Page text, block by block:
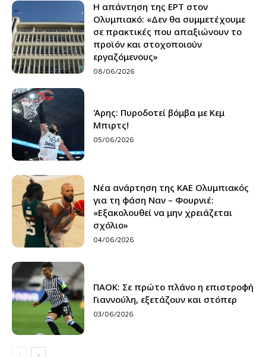
Η απάντηση της ΕΡΤ στον
Ολυμπιακό: «Δεν θα συμμετέχουμε
σε πρακτικές που απαξιώνουν το
προϊόν και στοχοποιούν
εργαζόμενους»
08/06/2026
Άρης: Πυροδοτεί βόμβα με Κεμ
Μπιρτς!
05/06/2026
Νέα ανάρτηση της ΚΑΕ Ολυμπιακός
για τη φάση Ναν – Φουρνιέ:
«Εξακολουθεί να μην χρειάζεται
σχόλιο»
04/06/2026
ΠΑΟΚ: Σε πρώτο πλάνο η επιστροφή
Γιαννούλη, εξετάζουν και στόπερ
03/06/2026